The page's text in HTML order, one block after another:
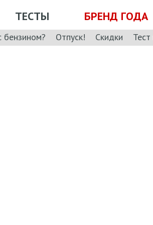
ТЕСТЫ БРЕНД ГОДА
бензином? Отпуск! Скидки